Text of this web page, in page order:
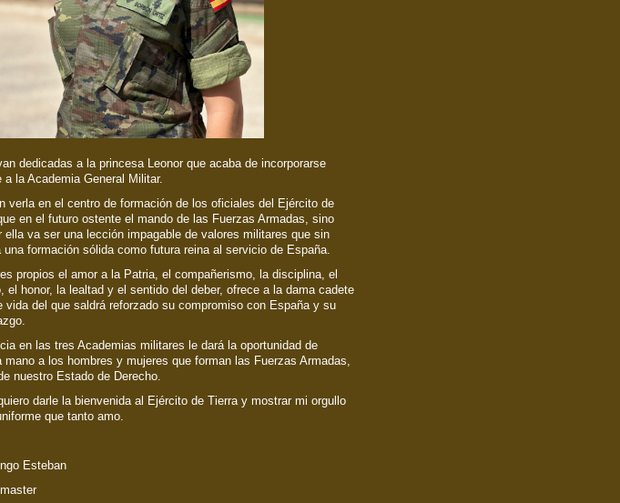
dedicadas a la princesa Leonor que acaba de incorporarse
la Academia General Militar.
verla en el centro de formación de los oficiales del Ejército de
en el futuro ostente el mando de las Fuerzas Armadas, sino
ella va ser una lección impagable de valores militares que sin
una formación sólida como futura reina al servicio de España.
propios el amor a la Patria, el compañerismo, la disciplina, el
el honor, la lealtad y el sentido del deber, ofrece a la dama cadete
vida del que saldrá reforzado su compromiso con España y su
en las tres Academias militares le dará la oportunidad de
mano a los hombres y mujeres que forman las Fuerzas Armadas,
nuestro Estado de Derecho.
darle la bienvenida al Ejército de Tierra y mostrar mi orgullo
que tanto amo.
Esteban